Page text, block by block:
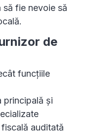
fie nevoie să
de
funcțiile
principală și
auditată